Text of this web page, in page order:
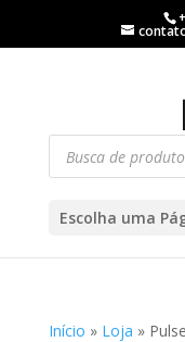
Escolha uma
Início » Loja »